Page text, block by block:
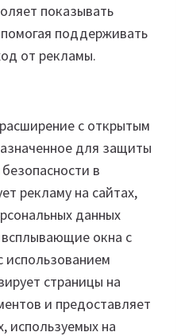
показывать
поддерживать
от рекламы.
с открытым
для защиты
в
рекламу на сайтах,
данных
окна с
использованием
страницы на
и предоставляет
используемых на